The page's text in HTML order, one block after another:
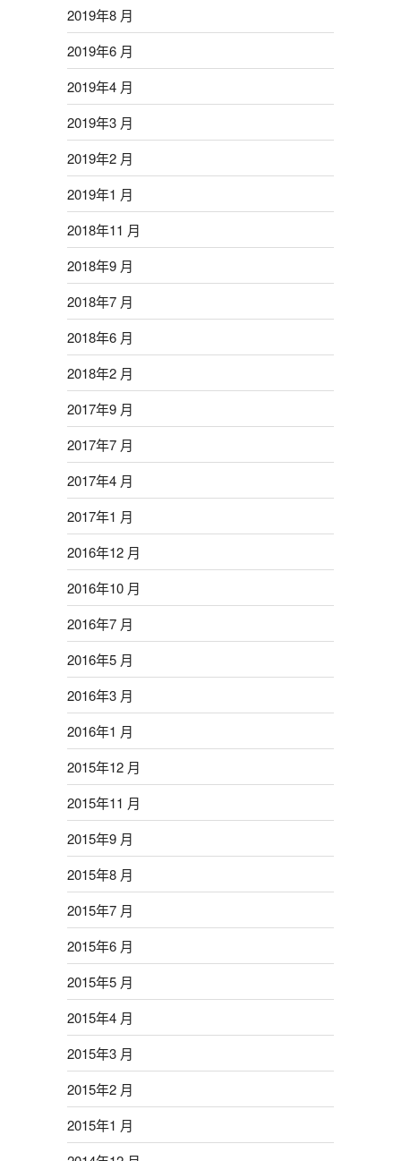
2019年8 月
2019年6 月
2019年4 月
2019年3 月
2019年2 月
2019年1 月
2018年11 月
2018年9 月
2018年7 月
2018年6 月
2018年2 月
2017年9 月
2017年7 月
2017年4 月
2017年1 月
2016年12 月
2016年10 月
2016年7 月
2016年5 月
2016年3 月
2016年1 月
2015年12 月
2015年11 月
2015年9 月
2015年8 月
2015年7 月
2015年6 月
2015年5 月
2015年4 月
2015年3 月
2015年2 月
2015年1 月